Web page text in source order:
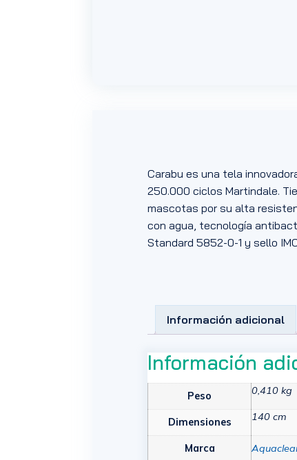
Carabu es una tela
250.000 ciclos Martindale.
mascotas por su alta
con agua, tecnología
Standard 5852-0-1 y sello
Información adicional
Información
Peso 0,410 kg
Dimensiones 140 cm
Marca